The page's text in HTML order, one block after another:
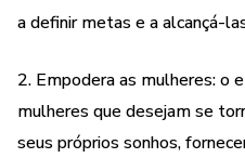
algumas ferramentas
direcionar a bons resultados.
a definir metas e a alcançá-
2. Empodera as mulheres: o
mulheres que desejam se
seus próprios sonhos,